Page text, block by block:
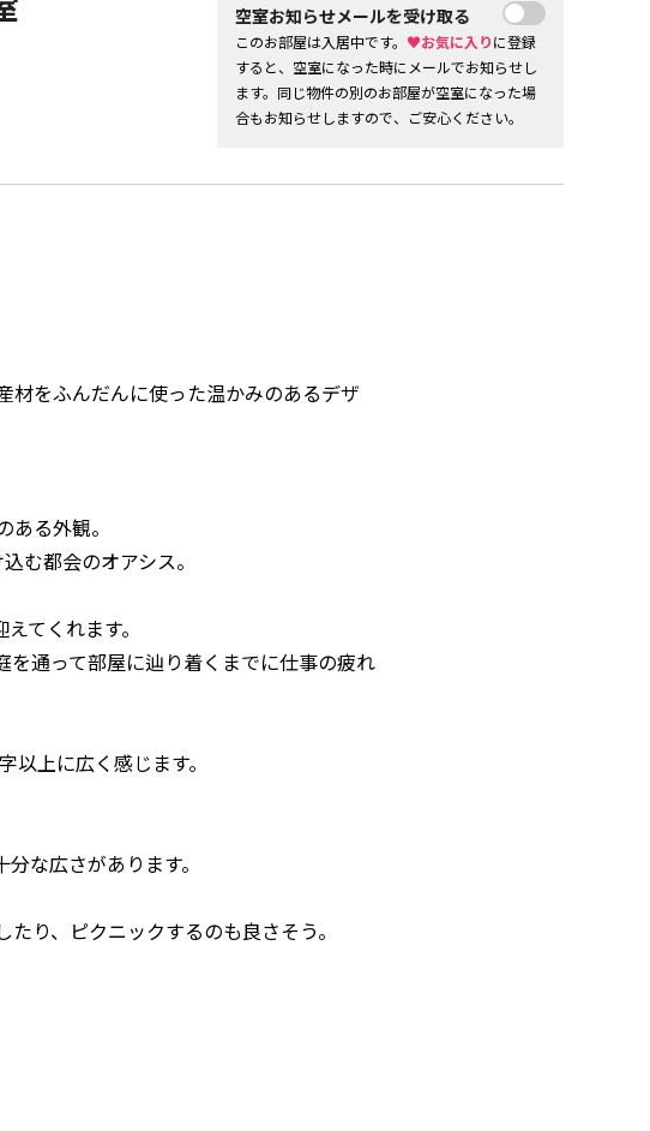
空室お知らせメールを受け取る
このお部屋は入居中です。 ♥お気に入りに登録
すると、空室になった時にメールでお知らせし
ます。同じ物件の別のお部屋が空室になった場
合もお知らせしますので、ご安心ください。
材をふんだんに使った温かみのあるデザ
る外観。
む都会のオアシス。
てくれます。
通って部屋に辿り着くまでに仕事の疲れ
上に広く感じます。
な広さがあります。
り、ピクニックするのも良さそう。